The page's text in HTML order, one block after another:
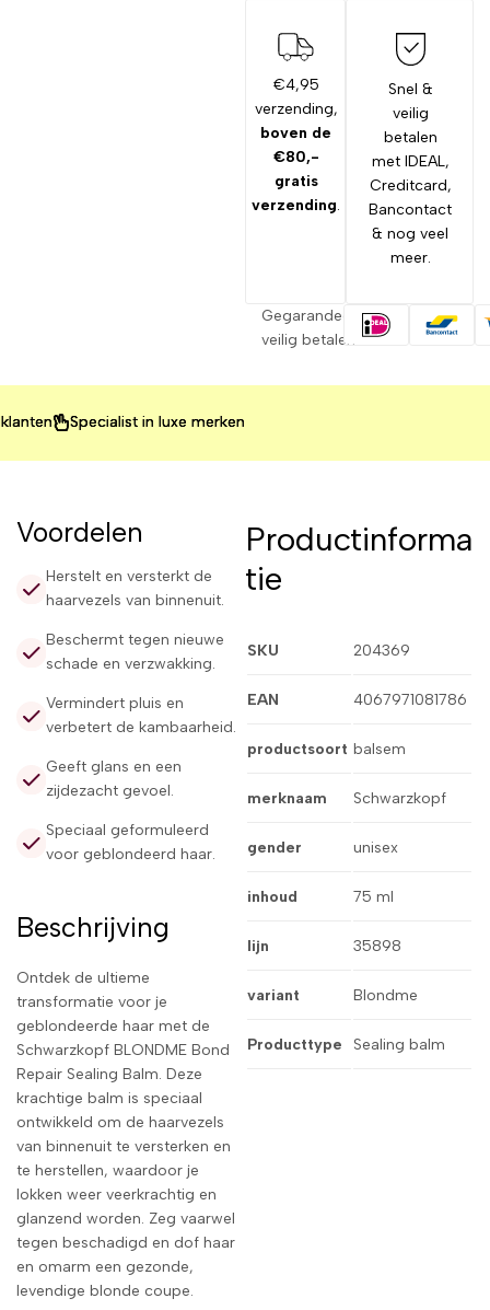
€4,95
verzending,
boven de
€80,-
gratis
verzending.
Snel &
veilig
betalen
met IDEAL,
Creditcard,
Bancontact
& nog veel
meer.
Gegarandeerd
veilig betalen
Specialist in luxe merken
Specialist in luxe merken
Specialist in luxe merken
Voordelen
Herstelt en versterkt de
haarvezels van binnenuit.
Beschermt tegen nieuwe
schade en verzwakking.
Vermindert pluis en
verbetert de kambaarheid.
Geeft glans en een
zijdezacht gevoel.
Speciaal geformuleerd
voor geblondeerd haar.
Beschrijving
Ontdek de ultieme
transformatie voor je
geblondeerde haar met de
Schwarzkopf BLONDME Bond
Repair Sealing Balm. Deze
krachtige balm is speciaal
ontwikkeld om de haarvezels
van binnenuit te versterken en
te herstellen, waardoor je
lokken weer veerkrachtig en
glanzend worden. Zeg vaarwel
tegen beschadigd en dof haar
en omarm een gezonde,
levendige blonde coupe.
Productinforma
tie
SKU 204369
EAN 4067971081786
productsoort balsem
merknaam Schwarzkopf
gender unisex
inhoud 75 ml
lijn 35898
variant Blondme
Producttype Sealing balm